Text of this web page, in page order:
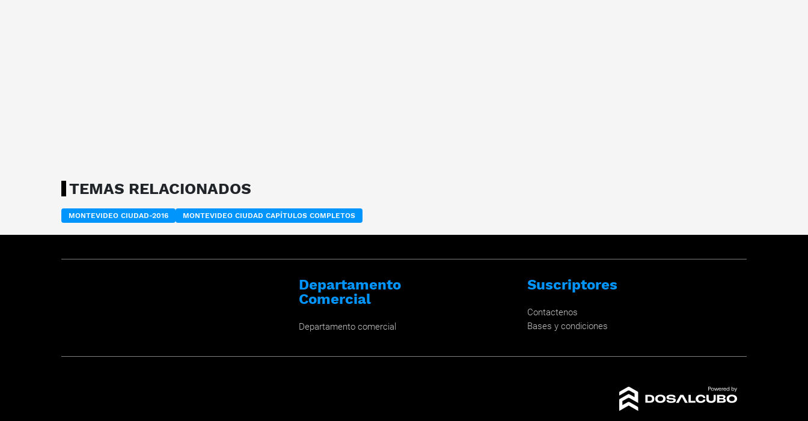
TEMAS RELACIONADOS
MONTEVIDEO CIUDAD-2016 MONTEVIDEO CIUDAD CAPÍTULOS COMPLETOS
Departamento
Comercial
Departamento comercial
Suscriptores
Contactenos
Bases y condiciones